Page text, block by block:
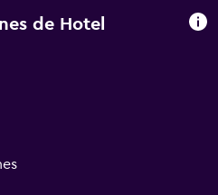
de Hotel